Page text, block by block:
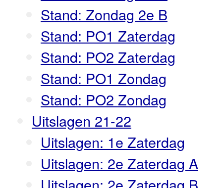
Stand: Zondag 2e B
Stand: PO1 Zaterdag
Stand: PO2 Zaterdag
Stand: PO1 Zondag
Stand: PO2 Zondag
Uitslagen 21-22
Uitslagen: 1e Zaterdag
Uitslagen: 2e Zaterdag A